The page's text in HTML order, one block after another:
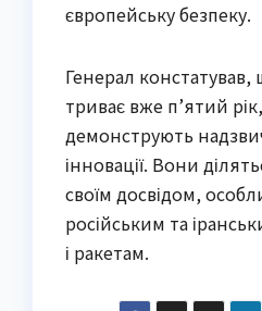
європейську безпеку.
Генерал констатував,
триває вже п’ятий
демонструють
інновації. Вони
своїм досвідом,
російським та
і ракетам.